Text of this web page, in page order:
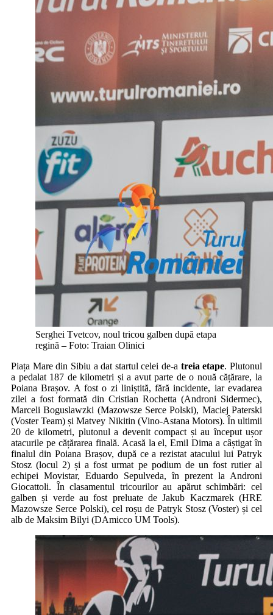
Serghei Tvetcov, noul tricou galben după etapa
regină – Foto: Traian Olinici
Piața Mare din Sibiu a dat startul celei de-a treia etape. Plutonul
a pedalat 187 de kilometri și a avut parte de o nouă cățărare, la
Poiana Brașov. A fost o zi liniștită, fără incidente, iar evadarea
zilei a fost formată din Cristian Rochetta (Androni Sidermec),
Marceli Boguslawzki (Mazowsze Serce Polski), Maciej Paterski
(Voster Team) și Matvey Nikitin (Vino-Astana Motors). În ultimii
20 de kilometri, plutonul a devenit compact și au început ușor
atacurile pe cățărarea finală. Acasă la el, Emil Dima a câștigat în
finalul din Poiana Brașov, după ce a rezistat atacului lui Patryk
Stosz (locul 2) și a fost urmat pe podium de un fost rutier al
echipei Movistar, Eduardo Sepulveda, în prezent la Androni
Giocattoli. În clasamentul tricourilor au apărut schimbări: cel
galben și verde au fost preluate de Jakub Kaczmarek (HRE
Mazowsze Serce Polski), cel roșu de Patryk Stosz (Voster) și cel
alb de Maksim Bilyi (DAmicco UM Tools).